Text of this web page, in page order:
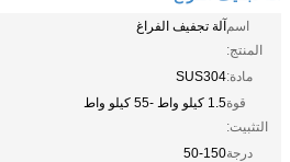
اسم
المنتج:
آلة تجفيف الفراغ
مادة:SUS304
قوة
التثبيت:
1.5 كيلو واط -55 كيلو واط
درجة50-150